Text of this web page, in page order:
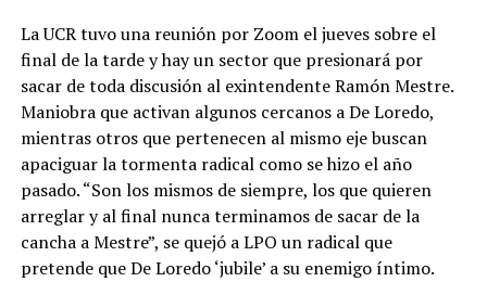
La UCR tuvo una reunión por Zoom el jueves sobre el
final de la tarde y hay un sector que presionará por
sacar de toda discusión al exintendente Ramón Mestre.
Maniobra que activan algunos cercanos a De Loredo,
mientras otros que pertenecen al mismo eje buscan
apaciguar la tormenta radical como se hizo el año
pasado. “Son los mismos de siempre, los que quieren
arreglar y al final nunca terminamos de sacar de la
cancha a Mestre”, se quejó a LPO un radical que
pretende que De Loredo ‘jubile’ a su enemigo íntimo.